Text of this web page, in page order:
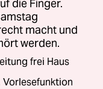
die Finger.
macht und
werden.
frei Haus